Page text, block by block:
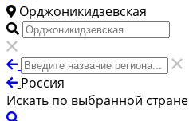
Орджоникидзевская
Россия
Искать по выбранной стране